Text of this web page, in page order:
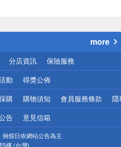
心！
more
分店資訊 保險服務
動 得獎公佈
購 購物須知 會員服務條款 隱
告 意見信箱
假日依網站公告為主
5樓 (台灣)